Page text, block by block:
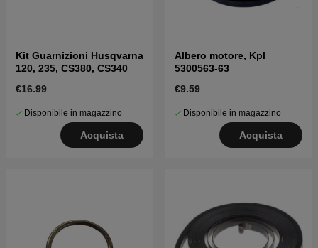
Kit Guarnizioni Husqvarna
120, 235, CS380, CS340
€16.99
Disponibile in magazzino
Acquista
Albero motore, Kpl
5300563-63
€9.59
Disponibile in magazzino
Acquista